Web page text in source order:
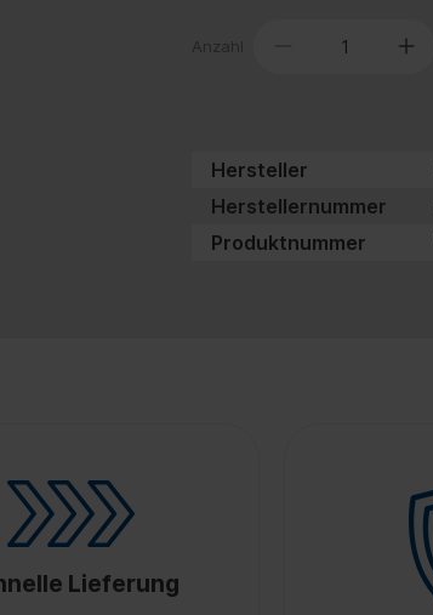
Anzahl
Hersteller
Herstellernummer
Produktnummer
Lieferung